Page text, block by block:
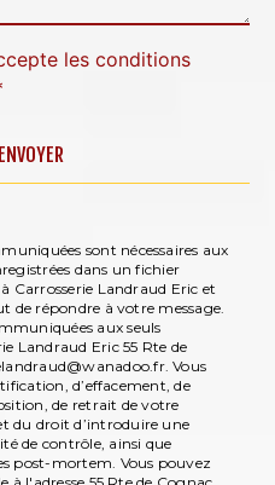
les conditions
ENVOYER
sont nécessaires aux
dans un fichier
Carrosserie Landraud Eric et
de répondre à votre message.
aux seuls
Landraud Eric 55 Rte de
Vous
d’effacement, de
de retrait de votre
du droit d’introduire une
de contrôle, ainsi que
post-mortem. Vous pouvez